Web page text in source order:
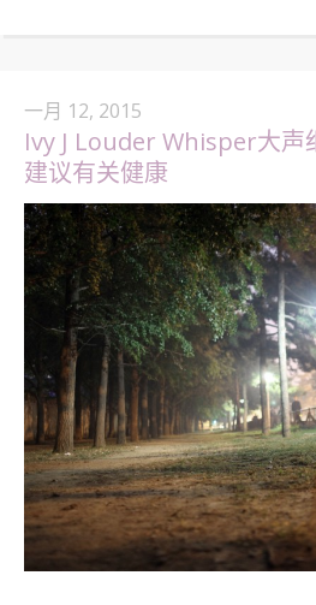
一月 12, 2015
Ivy J Louder Whisper大声
建议有关健康